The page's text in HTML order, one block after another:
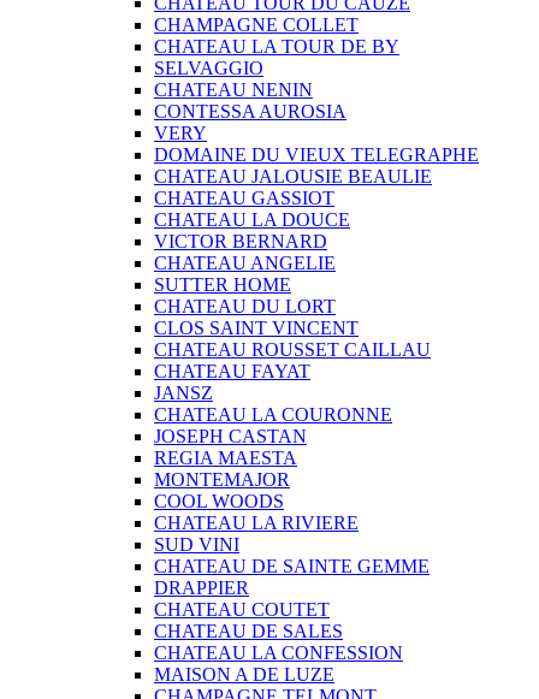
CHAMPAGNE COLLET
CHATEAU LA TOUR DE BY
SELVAGGIO
CHATEAU NENIN
CONTESSA AUROSIA
VERY
DOMAINE DU VIEUX TELEGRAPHE
CHATEAU JALOUSIE BEAULIE
CHATEAU GASSIOT
CHATEAU LA DOUCE
VICTOR BERNARD
CHATEAU ANGELIE
SUTTER HOME
CHATEAU DU LORT
CLOS SAINT VINCENT
CHATEAU ROUSSET CAILLAU
CHATEAU FAYAT
JANSZ
CHATEAU LA COURONNE
JOSEPH CASTAN
REGIA MAESTA
MONTEMAJOR
COOL WOODS
CHATEAU LA RIVIERE
SUD VINI
CHATEAU DE SAINTE GEMME
DRAPPIER
CHATEAU COUTET
CHATEAU DE SALES
CHATEAU LA CONFESSION
MAISON A DE LUZE